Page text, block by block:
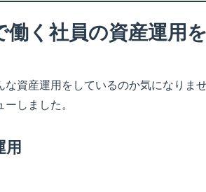
働く社員の資産運用
な資産運用をしているのか気になりま
しました。
用